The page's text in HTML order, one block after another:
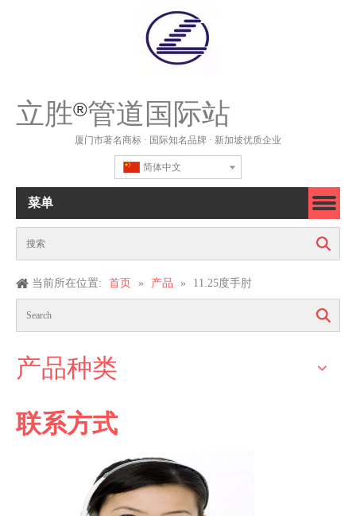
立胜®管道国际站
厦门市著名商标 · 国际知名品牌 · 新加坡优质企业
简体中文
菜单
当前所在位置: 首页 » 产品 » 11.25度手肘
产品种类
联系方式